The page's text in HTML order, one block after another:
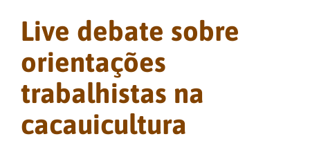
Live debate sobre
orientações
trabalhistas na
cacauicultura